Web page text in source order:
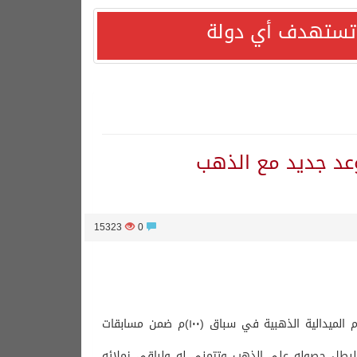
تستهدف أي دولة
جديد مع الذهب
15323
حصد اللاعب أسامه خالدالمسرحي لاعب المنختب البارالمبي السعودي للجري اليوم الميدالية الذهبية في سباق (١٠٠)م ضمن مسابقات